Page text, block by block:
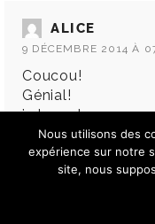
ALICE
9 DÉCEMBRE 2014 À
Coucou!
Génial!
je les adore ces
surtout le
superbe!
bonne journée à
Nous utilisons des
expérience sur notre
site, nous